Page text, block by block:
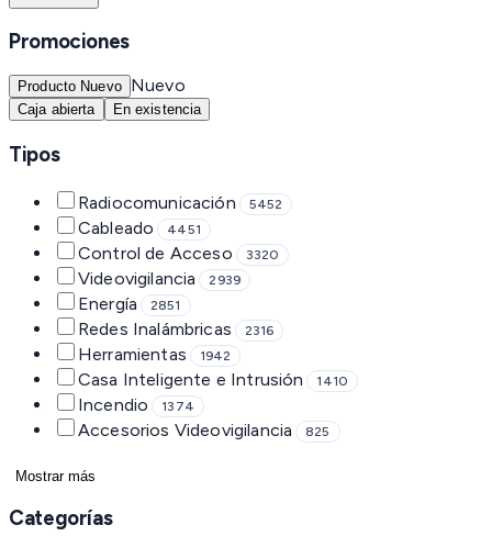
Promociones
Producto Nuevo Nuevo
Caja abierta En existencia
Tipos
Radiocomunicación 5452
Cableado 4451
Control de Acceso 3320
Videovigilancia 2939
Energía 2851
Redes Inalámbricas 2316
Herramientas 1942
Casa Inteligente e Intrusión 1410
Incendio 1374
Accesorios Videovigilancia 825
Mostrar más
Categorías